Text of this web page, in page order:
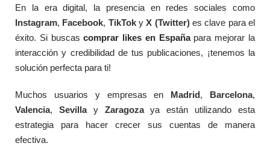
En la era digital, la presencia en redes sociales como
Instagram, Facebook, TikTokyX (Twitter)es clave para el
éxito. Si buscascomprar likes en Españapara mejorar la
interacción y credibilidad de tus publicaciones, ¡tenemos la
solución perfecta para ti!
Muchos usuarios y empresas en Madrid, Barcelona,
Valencia, Sevillay Zaragozaya están utilizando esta
estrategia para hacer crecer sus cuentas de manera
efectiva.